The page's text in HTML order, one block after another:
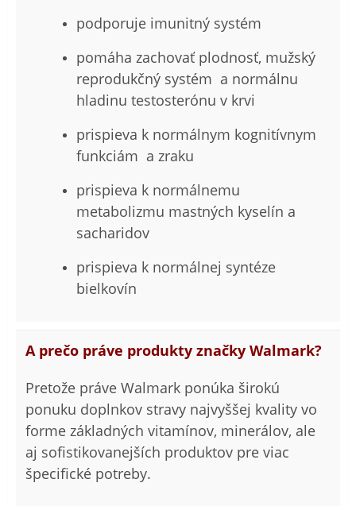
podporuje imunitný systém
pomáha zachovať plodnosť, mužský
reprodukčný systém a normálnu
hladinu testosterónu v krvi
prispieva k normálnym kognitívnym
funkciám a zraku
prispieva k normálnemu
metabolizmu mastných kyselín a
sacharidov
prispieva k normálnej syntéze
bielkovín
A prečo práve produkty značky Walmark?
Pretože práve Walmark ponúka širokú
ponuku doplnkov stravy najvyššej kvality vo
forme základných vitamínov, minerálov, ale
aj sofistikovanejších produktov pre viac
špecifické potreby.